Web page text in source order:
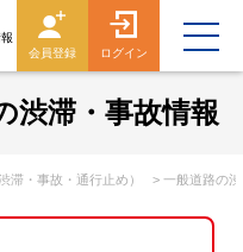
会員登録 ログイン
渋滞・事故情報
滞・事故・通行止め） > 一般道路の